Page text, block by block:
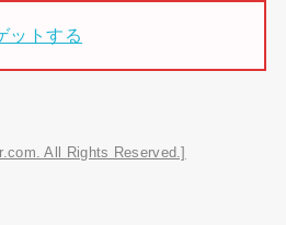
ットする
All Rights Reserved.]